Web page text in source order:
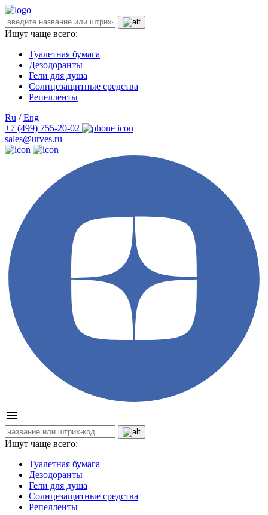
Ищут чаще всего:
Туалетная бумага
Дезодоранты
Гели для душа
Солнцезащитные средства
Репелленты
Ru / Eng
+7 (499) 755-20-02
sales@urves.ru
Ищут чаще всего:
Туалетная бумага
Дезодоранты
Гели для душа
Солнцезащитные средства
Репелленты